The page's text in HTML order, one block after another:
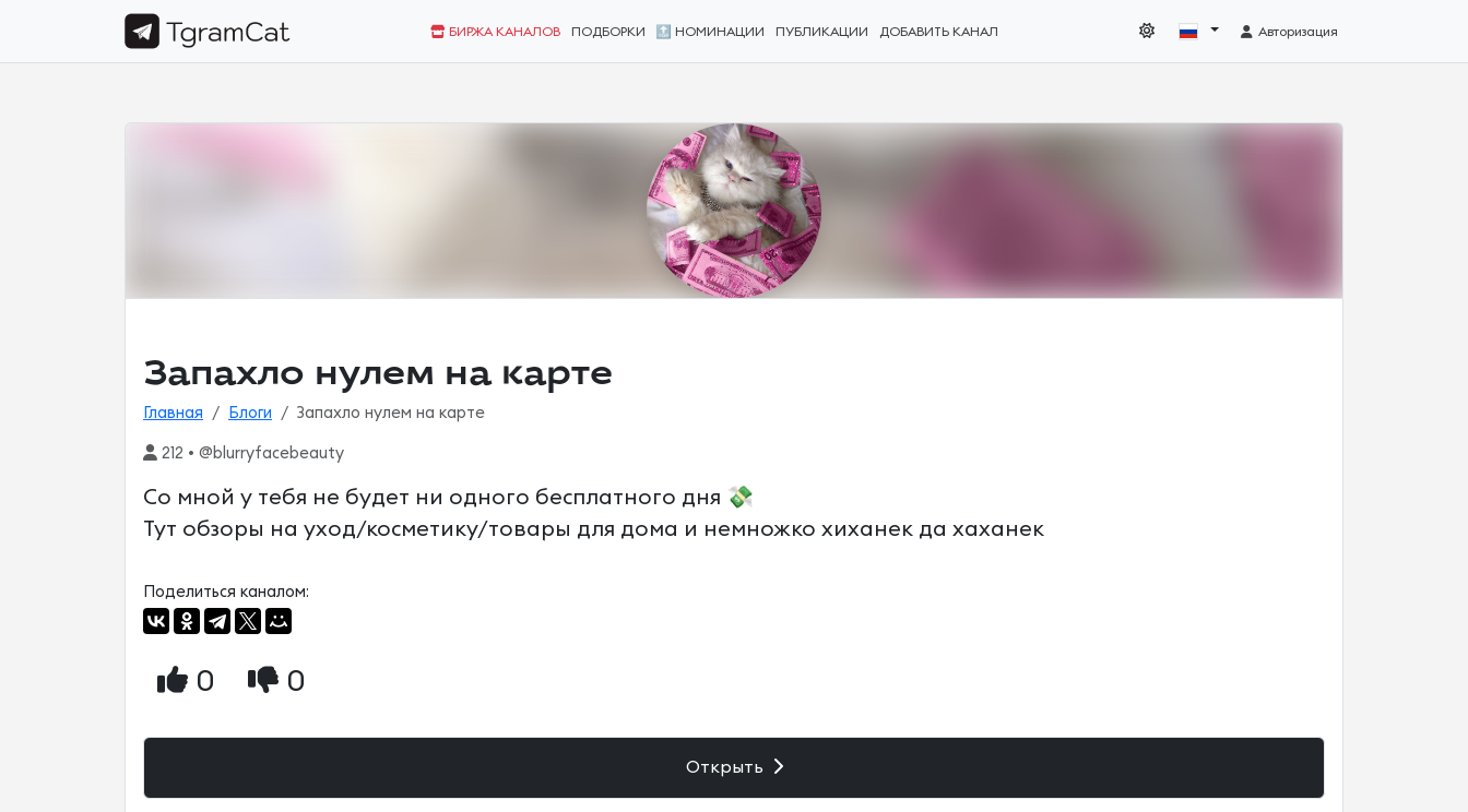
БИРЖА КАНАЛОВ ПОДБОРКИ 🔝 НОМИНАЦИИ ПУБЛИКАЦИИ ДОБАВИТЬ КАНАЛ Авторизация
Запахло нулем на карте
Главная Блоги Запахло нулем на карте
212 • @blurryfacebeauty
Со мной у тебя не будет ни одного бесплатного дня 💸
Тут обзоры на уход/косметику/товары для дома и немножко хиханек да хаханек
Поделиться каналом:
0 0
Открыть